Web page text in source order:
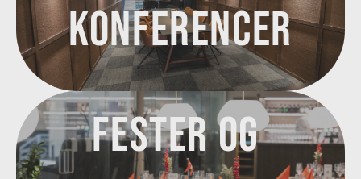
KONFERENCER
FESTER OG